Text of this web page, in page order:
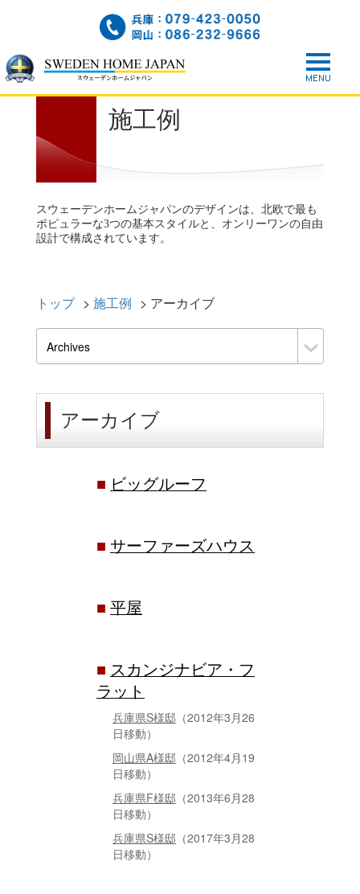
施工例
スウェーデンホームジャパンのデザインは、北欧で最も
ポピュラーな3つの基本スタイルと、オンリーワンの自由
設計で構成されています。
トップ > 施工例 > アーカイブ
アーカイブ
■ ビッグルーフ
■ サーファーズハウス
■ 平屋
■ スカンジナビア・フ
ラット
兵庫県S様邸 （2012年3月26
日移動）
岡山県A様邸 （2012年4月19
日移動）
兵庫県F様邸 （2013年6月28
日移動）
兵庫県S様邸 （2017年3月28
日移動）